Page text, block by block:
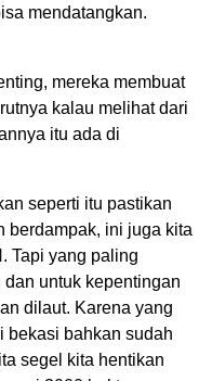
mendatangkan.
mereka membuat
kalau melihat dari
itu ada di
seperti itu pastikan
berdampak, ini juga kita
Tapi yang paling
untuk kepentingan
dilaut. Karena yang
bekasi bahkan sudah
segel kita hentikan